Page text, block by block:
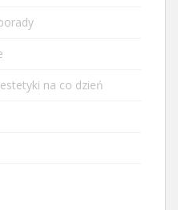
na co dzień